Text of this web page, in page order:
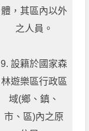
體，其區內以外
之人員。
9. 設籍於國家森
林遊樂區行政區
域(鄉、鎮、
市、區)內之原